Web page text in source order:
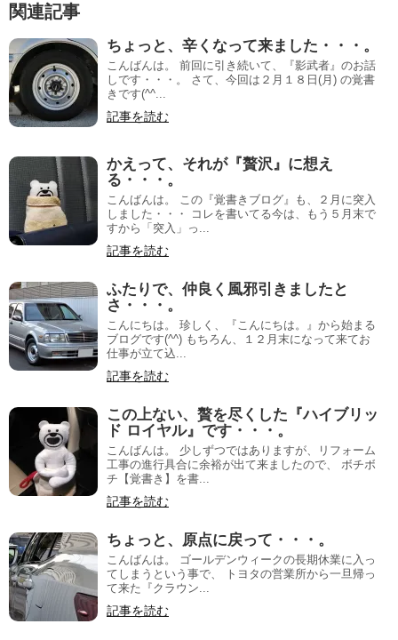
関連記事
ちょっと、辛くなって来ました・・・。
こんばんは。 前回に引き続いて、『影武者』のお話
しです・・・。 さて、今回は２月１８日(月) の覚書
きです(^^...
記事を読む
かえって、それが『贅沢』に想え
る・・・。
こんばんは。 この『覚書きブログ』も、２月に突入
しました・・・ コレを書いてる今は、もう５月末で
すから「突入」っ...
記事を読む
ふたりで、仲良く風邪引きましたと
さ・・・。
こんにちは。 珍しく、『こんにちは。』から始まる
ブログです(^^) もちろん、１２月末になって来てお
仕事が立て込...
記事を読む
この上ない、贅を尽くした『ハイブリッ
ド ロイヤル』です・・・。
こんばんは。 少しずつではありますが、リフォーム
工事の進行具合に余裕が出て来ましたので、 ボチボ
チ【覚書き】を書...
記事を読む
ちょっと、原点に戻って・・・。
こんばんは。 ゴールデンウィークの長期休業に入っ
てしまうという事で、 トヨタの営業所から一旦帰っ
て来た『クラウン...
記事を読む